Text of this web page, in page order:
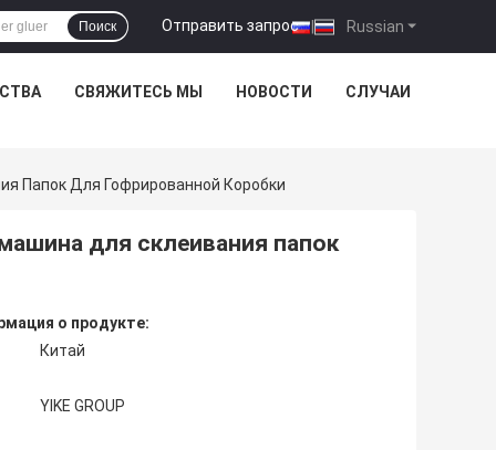
Russian
Отправить запрос |
Поиск
СВЯЖИТЕСЬ МЫ НОВОСТИ СЛУЧАИ
Папок Для Гофрированной Коробки
для склеивания папок
о продукте:
Китай
YIKE GROUP